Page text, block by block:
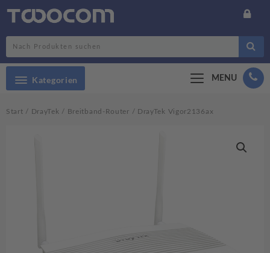
Kategorien MENU
Start / DrayTek / Breitband-Router / DrayTek Vigor2136ax